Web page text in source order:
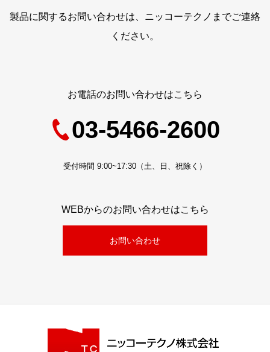
製品に関するお問い合わせは、ニッコーテクノまでご連絡
ください。
お電話のお問い合わせはこちら
03-5466-2600
受付時間 9:00~17:30（土、日、祝除く）
WEBからのお問い合わせはこちら
お問い合わせ